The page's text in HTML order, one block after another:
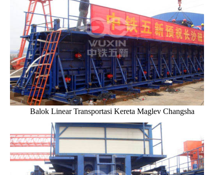
Balok Linear Transportasi Kereta Maglev Changsha